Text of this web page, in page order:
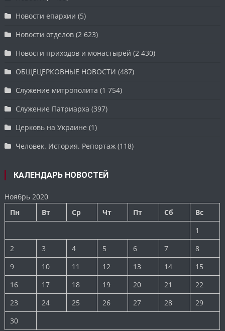
Новости епархии (5)
Новости отделов (2 623)
Новости приходов и монастырей (2 430)
ОБЩЕЦЕРКОВНЫЕ НОВОСТИ (487)
Служение митрополита (1 754)
Служение Патриарха (397)
Церковь на Украине (1)
Человек. История. Репортаж (118)
КАЛЕНДАРЬ НОВОСТЕЙ
Ноябрь 2020
Пн
Вт Ср Чт Пт Сб
Вс
1
2
3 4 5 6 7
8
9
10 11 12 13 14
15
16
17 18 19 20 21
22
23
24 25 26 27 28
29
30